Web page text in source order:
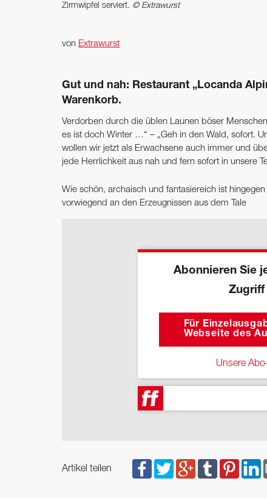
Zirmwipfel serviert. © Extrawurst
von Extrawurst
Gut und nah: Restaurant „Locanda
Warenkorb.
Verdorben durch die üblen Launen böser
es ist doch Winter …“ – „Geh in den Wald, sofort.
wollen wir jetzt als Erwachsene auch immer und
jede Herrlichkeit aus nah und fern sofort in unsere
Wie schön, archaisch und fantasiereich ist
vorwiegend an den Erzeugnissen aus dem Tale
Abonnieren Sie
Zugriff
Für
Webseite des
Unsere
Artikel teilen